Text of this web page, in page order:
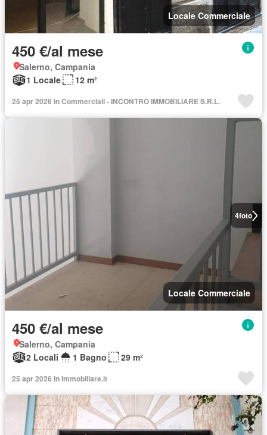
Locale Commerciale
450 €/al mese
Salerno, Campania
1 Locale
12 m²
25 apr 2026 in Commerciali - INCONTRO IMMOBILIARE S.R.L.
4foto
Locale Commerciale
450 €/al mese
Salerno, Campania
2 Locali
1 Bagno 29 m²
25 apr 2026 in Immobiliare.it